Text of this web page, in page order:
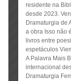
residente na
desde 2023.
Dramaturgia de
a obra Isso não
livros entre
espetáculos
A Palavra Mais
internacional
Dramaturgia